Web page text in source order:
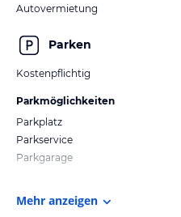
Autovermietung
Parken
Kostenpflichtig
Parkmöglichkeiten
Parkplatz
Parkservice
Parkgarage
Mehr anzeigen